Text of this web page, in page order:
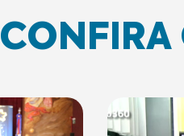
CONFIRA